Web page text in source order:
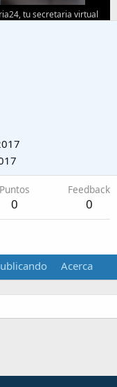
tu secretaria virtual
Puntos
0
Feedback
0
Acerca